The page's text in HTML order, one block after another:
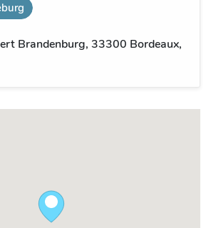
Brandenburg, 33300 Bordeaux,